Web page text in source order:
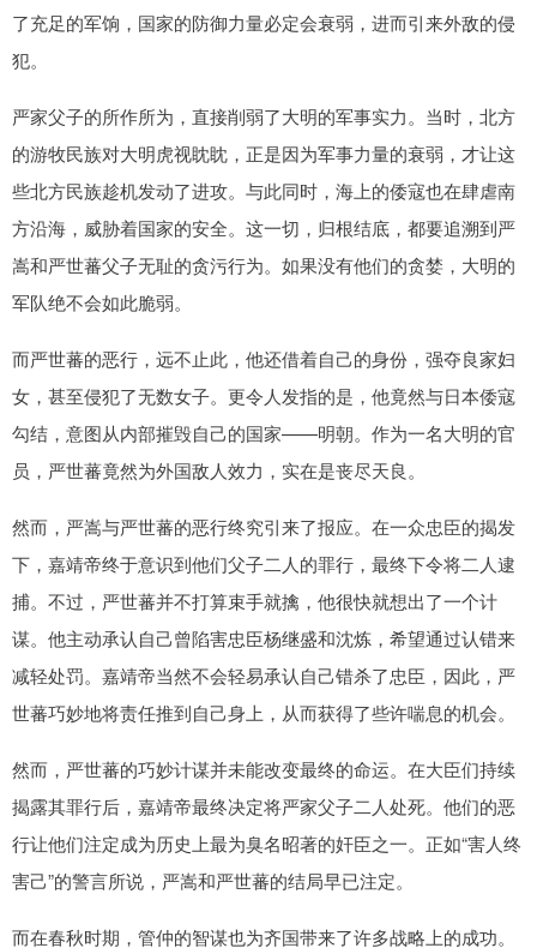
了充足的军饷，国家的防御力量必定会衰弱，进而引来外敌的侵
犯。
严家父子的所作所为，直接削弱了大明的军事实力。当时，北方
的游牧民族对大明虎视眈眈，正是因为军事力量的衰弱，才让这
些北方民族趁机发动了进攻。与此同时，海上的倭寇也在肆虐南
方沿海，威胁着国家的安全。这一切，归根结底，都要追溯到严
嵩和严世蕃父子无耻的贪污行为。如果没有他们的贪婪，大明的
军队绝不会如此脆弱。
而严世蕃的恶行，远不止此，他还借着自己的身份，强夺良家妇
女，甚至侵犯了无数女子。更令人发指的是，他竟然与日本倭寇
勾结，意图从内部摧毁自己的国家——明朝。作为一名大明的官
员，严世蕃竟然为外国敌人效力，实在是丧尽天良。
然而，严嵩与严世蕃的恶行终究引来了报应。在一众忠臣的揭发
下，嘉靖帝终于意识到他们父子二人的罪行，最终下令将二人逮
捕。不过，严世蕃并不打算束手就擒，他很快就想出了一个计
谋。他主动承认自己曾陷害忠臣杨继盛和沈炼，希望通过认错来
减轻处罚。嘉靖帝当然不会轻易承认自己错杀了忠臣，因此，严
世蕃巧妙地将责任推到自己身上，从而获得了些许喘息的机会。
然而，严世蕃的巧妙计谋并未能改变最终的命运。在大臣们持续
揭露其罪行后，嘉靖帝最终决定将严家父子二人处死。他们的恶
行让他们注定成为历史上最为臭名昭著的奸臣之一。正如“害人终
害己”的警言所说，严嵩和严世蕃的结局早已注定。
而在春秋时期，管仲的智谋也为齐国带来了许多战略上的成功。